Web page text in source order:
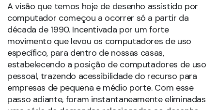
A visão que temos hoje de desenho assistido por
computador começou a ocorrer só a partir da
década de 1990. Incentivada por um forte
movimento que levou os computadores de uso
específico, para dentro de nossas casas,
estabelecendo a posição de computadores de uso
pessoal, trazendo acessibilidade do recurso para
empresas de pequena e médio porte. Com esse
passo adiante, foram instantaneamente eliminadas